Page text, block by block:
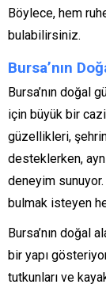
Böylece, hem
bulabilirsiniz.
Bursa’nın
Bursa’nın doğal
için büyük bir
güzellikleri,
desteklerken,
deneyim sunuyor.
bulmak isteyen
Bursa’nın doğal
bir yapı
tutkunları ve